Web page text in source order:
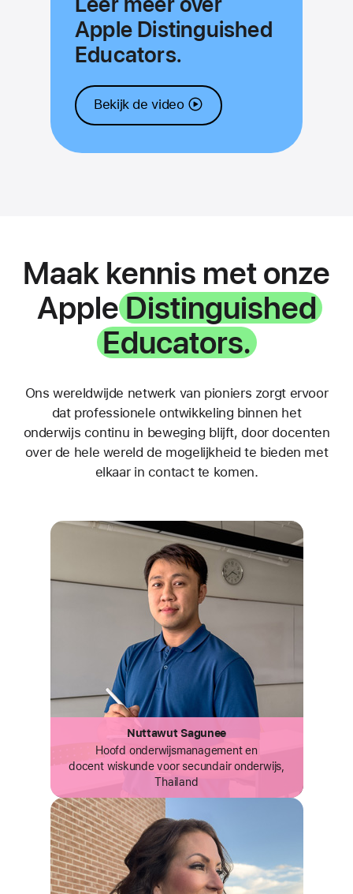
Apple Distinguished
Educators.
Bekijk de video
Maak kennis met onze
AppleDistinguished
Educators.
Ons wereldwijde netwerk van pioniers zorgt ervoor
dat professionele ontwikkeling binnen het
onderwijs continu in beweging blijft, door docenten
over de hele wereld de mogelijkheid te bieden met
elkaar in contact te komen.
Nuttawut Sagunee
Hoofd onderwijsmanagement en
docent wiskunde voor secundair onderwijs,
Thailand